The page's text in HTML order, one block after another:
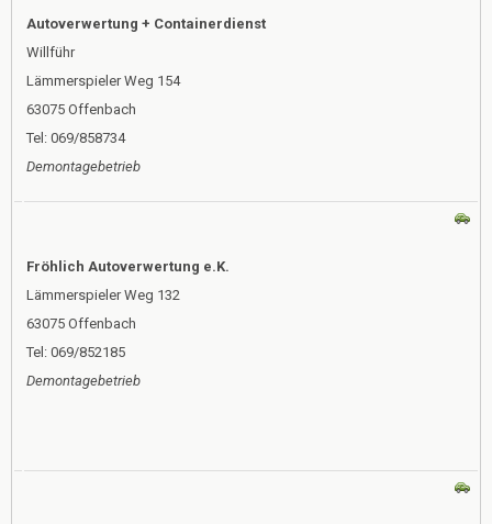
Autoverwertung + Containerdienst
Willführ
Lämmerspieler Weg 154
63075 Offenbach
Tel: 069/858734
Demontagebetrieb
Fröhlich Autoverwertung e.K.
Lämmerspieler Weg 132
63075 Offenbach
Tel: 069/852185
Demontagebetrieb